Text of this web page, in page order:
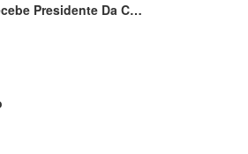
Presidente Da C…